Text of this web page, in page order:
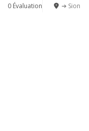
0 Évaluation ➔ Sion